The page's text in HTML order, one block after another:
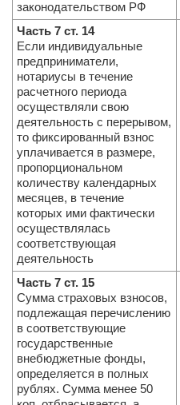
законодательством РФ
Часть 7 ст. 14
Если индивидуальные
предприниматели,
нотариусы в течение
расчетного периода
осуществляли свою
деятельность с перерывом,
то фиксированный взнос
уплачивается в размере,
пропорциональном
количеству календарных
месяцев, в течение
которых ими фактически
осуществлялась
соответствующая
деятельность
Часть 7 ст. 15
Сумма страховых взносов,
подлежащая перечислению
в соответствующие
государственные
внебюджетные фонды,
определяется в полных
рублях. Сумма менее 50